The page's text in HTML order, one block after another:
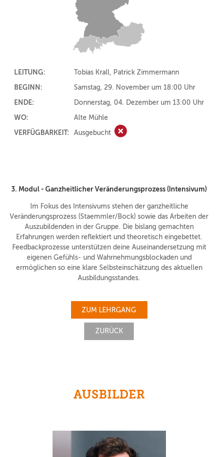
LEITUNG:
Tobias Krall, Patrick Zimmermann
BEGINN:
Samstag, 29. November um 18:00 Uhr
ENDE:
Donnerstag, 04. Dezember um 13:00 Uhr
WO:
Alte Mühle
VERFÜGBARKEIT:
Ausgebucht Ausgebucht
3. Modul - Ganzheitlicher Veränderungsprozess (Intensivum)
Im Fokus des Intensivums stehen der ganzheitliche
Veränderungsprozess (Staemmler/Bock) sowie das Arbeiten der
Auszubildenden in der Gruppe. Die bislang gemachten
Erfahrungen werden reflektiert und theoretisch eingebettet.
Feedbackprozesse unterstützen deine Auseinandersetzung mit
eigenen Gefühls- und Wahrnehmungsblockaden und
ermöglichen so eine klare Selbsteinschätzung des aktuellen
Ausbildungsstandes.
ZUM LEHRGANG
ZURÜCK
AUSBILDER